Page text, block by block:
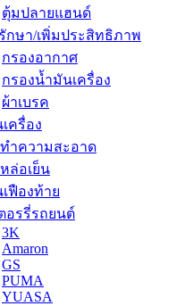
ตุ้มปลายแฮนด์
กษา/เพิ่มประสิทธิภาพ
กรองอากาศ
กรองน้ำมันเครื่อง
ผ้าเบรค
ครื่อง
ำความสะอาด
ล่อเย็น
ฟืองท้าย
อรรี่รถยนต์
3K
Amaron
GS
PUMA
YUASA